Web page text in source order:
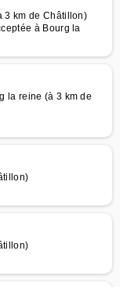
3 km de Châtillon)
à Bourg la
la reine (à 3 km de